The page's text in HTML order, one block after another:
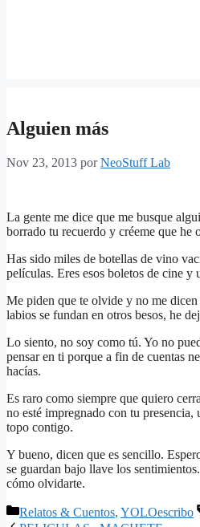
Alguien más
Nov 23, 2013 porNeoStuff Lab
La gente me dice que me busque
borrado tu recuerdo y créeme que he
Has sido miles de botellas de vino
películas. Eres esos boletos de cine y
Me piden que te olvide y no me
labios se fundan en otros besos, he
Lo siento, no soy como tú. Yo no
pensar en ti porque a fin de cuentas
hacías.
Es raro como siempre que quiero
no esté impregnado con tu
topo contigo.
Y bueno, dicen que es sencillo.
se guardan bajo llave los
cómo olvidarte.
Categorías
Relatos & Cuentos, YOLOescribo